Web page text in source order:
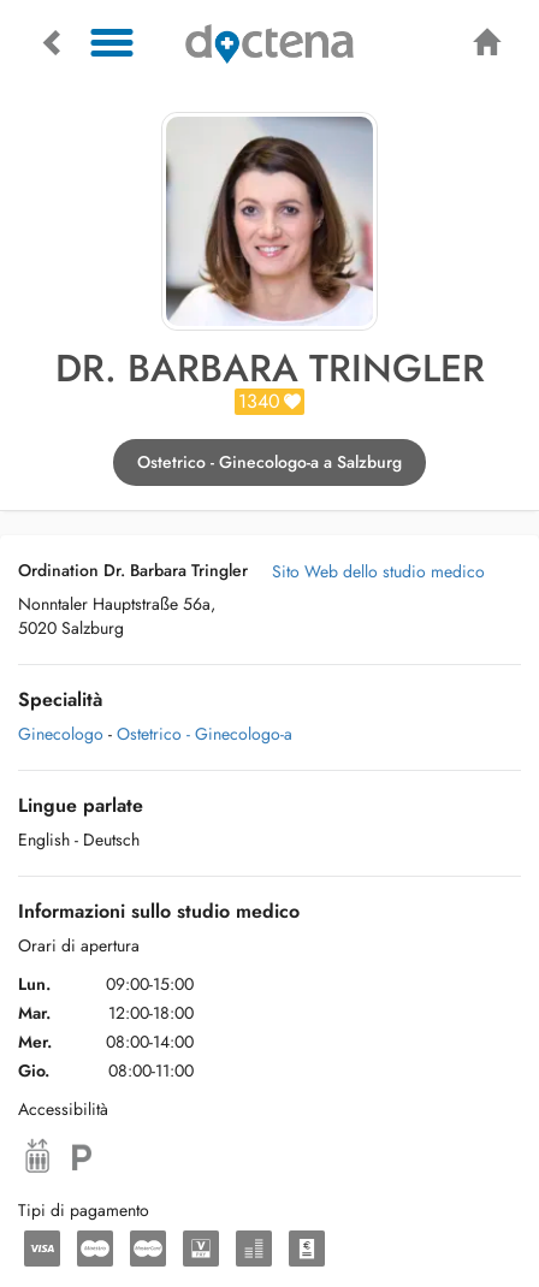
DR. BARBARA TRINGLER
1340
Ostetrico - Ginecologo-a a Salzburg
Ordination Dr. Barbara Tringler
Nonntaler Hauptstraße 56a,
5020 Salzburg
Sito Web dello studio medico
Specialità
Ginecologo - Ostetrico - Ginecologo-a
Lingue parlate
English - Deutsch
Informazioni sullo studio medico
Orari di apertura
Lun.
09:00-15:00
Mar.
12:00-18:00
Mer.
08:00-14:00
Gio.
08:00-11:00
Accessibilità
Tipi di pagamento